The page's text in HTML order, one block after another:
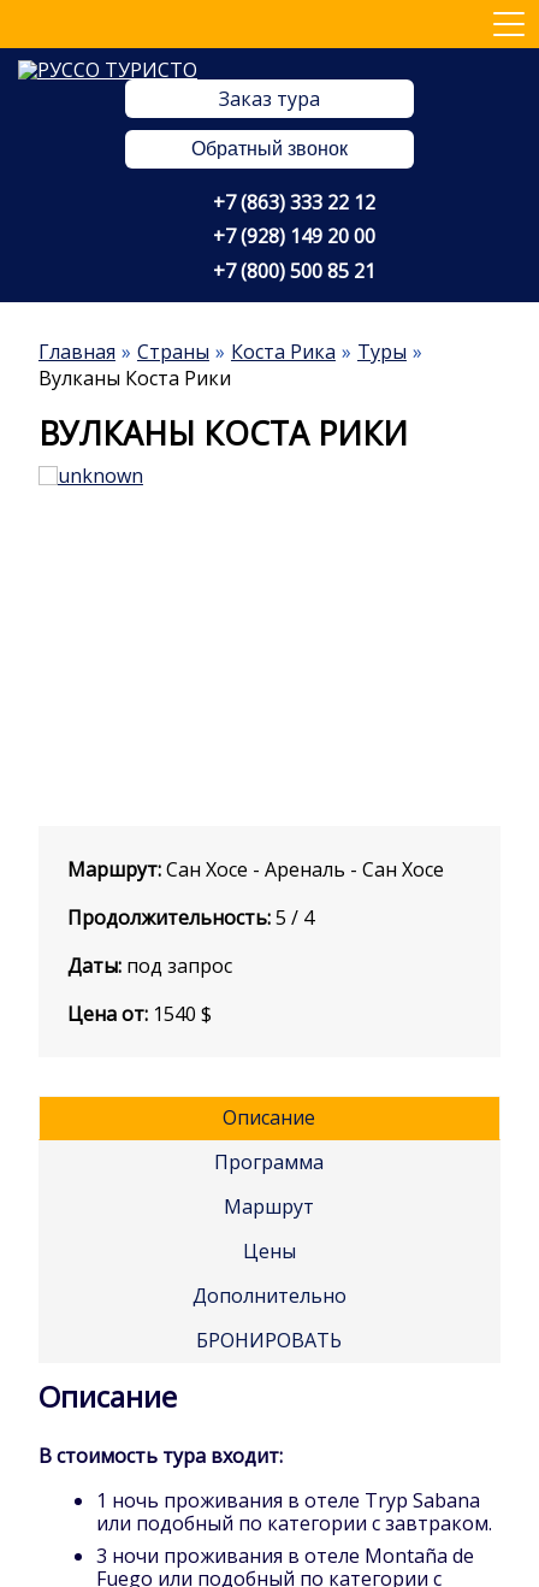
Заказ тура
Обратный звонок
+7 (863) 333 22 12
+7 (928) 149 20 00
+7 (800) 500 85 21
Главная Страны Коста Рика
Туры
Вулканы Коста Рики
ВУЛКАНЫ КОСТА РИКИ
Маршрут:Сан Хосе - Ареналь - Сан Хосе
Продолжительность:5 / 4
Даты: под запрос
Цена от: 1540 $
Описание
Программа
Маршрут
Цены
Дополнительно
БРОНИРОВАТЬ
Описание
В стоимость тура входит:
1 ночь проживания в отеле Tryp Sabana
или подобный по категории с завтраком.
3 ночи проживания в отеле Montaña de
Fuego или подобный по категории с